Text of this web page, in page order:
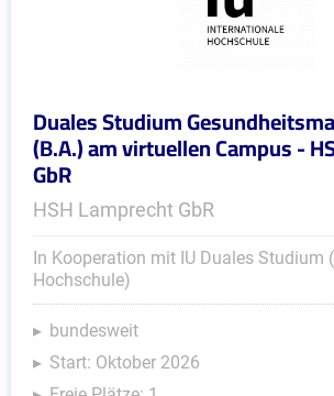
Duales Studium
(B.A.) am virtuellen Campus -
GbR
HSH Lamprecht GbR
In Kooperation mit IU Duales Studium
Hochschule)
bundesweit
Start: Oktober 2026